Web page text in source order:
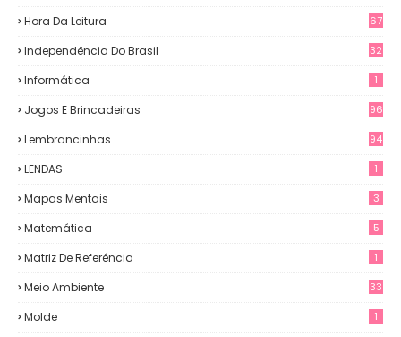
Hora Da Leitura 67
Independência Do Brasil 32
Informática 1
Jogos E Brincadeiras 96
Lembrancinhas 94
LENDAS 1
Mapas Mentais 3
Matemática 5
Matriz De Referência 1
Meio Ambiente 33
Molde 1